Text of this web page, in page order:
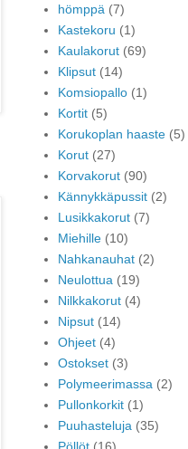
hömppä (7)
Kastekoru (1)
Kaulakorut (69)
Klipsut (14)
Komsiopallo (1)
Kortit (5)
Korukoplan haaste (5)
Korut (27)
Korvakorut (90)
Kännykkäpussit (2)
Lusikkakorut (7)
Miehille (10)
Nahkanauhat (2)
Neulottua (19)
Nilkkakorut (4)
Nipsut (14)
Ohjeet (4)
Ostokset (3)
Polymeerimassa (2)
Pullonkorkit (1)
Puuhasteluja (35)